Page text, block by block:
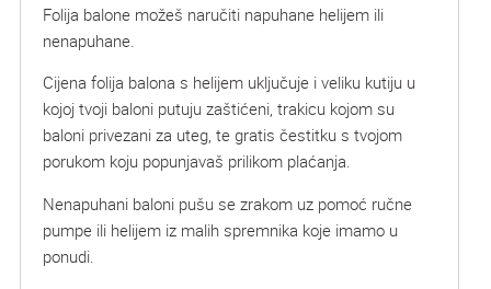
Folija balone možeš naručiti napuhane helijem ili
nenapuhane.
Cijena folija balona s helijem uključuje i veliku kutiju u
kojoj tvoji baloni putuju zaštićeni, trakicu kojom su
baloni privezani za uteg, te gratis čestitku s tvojom
porukom koju popunjavaš prilikom plaćanja.
Nenapuhani baloni pušu se zrakom uz pomoć ručne
pumpe ili helijem iz malih spremnika koje imamo u
ponudi.